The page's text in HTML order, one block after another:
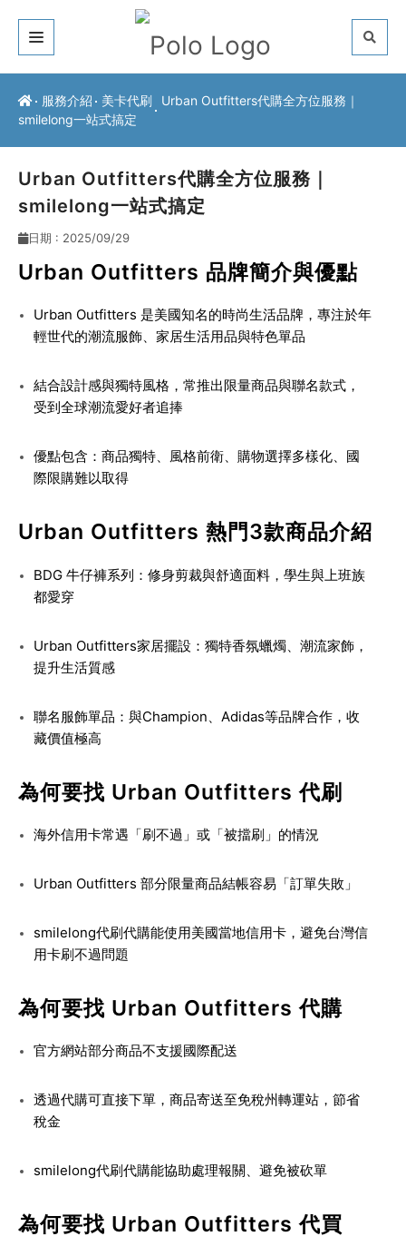
關於我們
服務介紹
常見問題
最新公告
服務介紹 美卡代刷
Urban Outfitters代購全方位服務｜
smilelong一站式搞定
Urban Outfitters代購全方位服務｜
smilelong一站式搞定
日期 : 2025/09/29
Urban Outfitters 品牌簡介與優點
Urban Outfitters 是美國知名的時尚生活品牌，專注於年
輕世代的潮流服飾、家居生活用品與特色單品
結合設計感與獨特風格，常推出限量商品與聯名款式，
受到全球潮流愛好者追捧
優點包含：商品獨特、風格前衛、購物選擇多樣化、國
際限購難以取得
Urban Outfitters 熱門3款商品介紹
BDG 牛仔褲系列 ：修身剪裁與舒適面料，學生與上班族
都愛穿
Urban Outfitters家居擺設：獨特香氛蠟燭、潮流家飾，
提升生活質感
聯名服飾單品 ：與Champion、Adidas等品牌合作，收
藏價值極高
為何要找 Urban Outfitters 代刷
海外信用卡常遇「刷不過」或「被擋刷」的情況
Urban Outfitters 部分限量商品結帳容易「訂單失敗」
smilelong代刷代購能使用美國當地信用卡，避免台灣信
用卡刷不過問題
為何要找 Urban Outfitters 代購
官方網站部分商品不支援國際配送
透過代購可直接下單，商品寄送至免稅州轉運站，節省
稅金
smilelong代刷代購能協助處理報關、避免被砍單
為何要找 Urban Outfitters 代買